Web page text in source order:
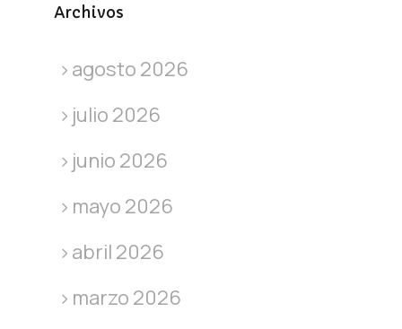
Archivos
agosto 2026
julio 2026
junio 2026
mayo 2026
abril 2026
marzo 2026